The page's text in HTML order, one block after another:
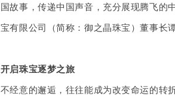
故事，传递中国声音，充分展现腾飞
有限公司（简称： 御之晶珠宝 ）董事长
启珠宝逐梦之旅
经意的邂逅，往往能成为改变命运的